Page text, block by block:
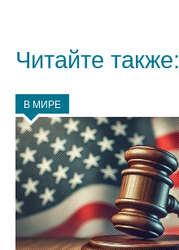
Читайте также:
В МИРЕ